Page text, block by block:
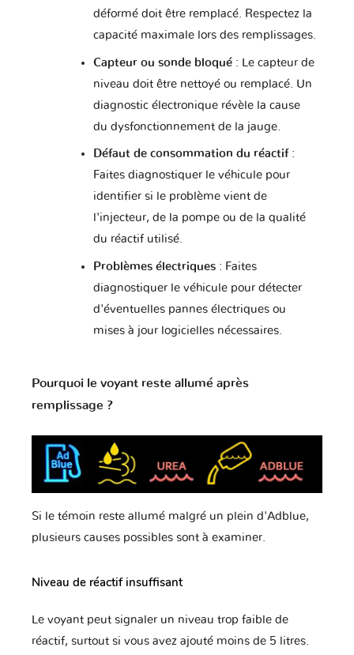
Volvo Yamaha Zaz
déformé doit être remplacé. Respectez la
capacité maximale lors des remplissages.
Capteur ou sonde bloqué: Le capteur de
niveau doit être nettoyé ou remplacé. Un
diagnostic électronique révèle la cause
du dysfonctionnement de la jauge.
Défaut de consommation du réactif:
Faites diagnostiquer le véhicule pour
identifier si le problème vient de
l'injecteur, de la pompe ou de la qualité
du réactif utilisé.
Problèmes électriques: Faites
diagnostiquer le véhicule pour détecter
d'éventuelles pannes électriques ou
mises à jour logicielles nécessaires.
Pourquoi le voyant reste allumé après
remplissage ?
Si le témoin reste allumé malgré un plein d'Adblue,
plusieurs causes possibles sont à examiner.
Niveau de réactif insuffisant
Le voyant peut signaler un niveau trop faible de
réactif, surtout si vous avez ajouté moins de 5 litres.